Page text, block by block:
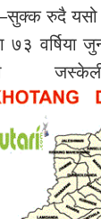
रुदै
७३ वर्षिया